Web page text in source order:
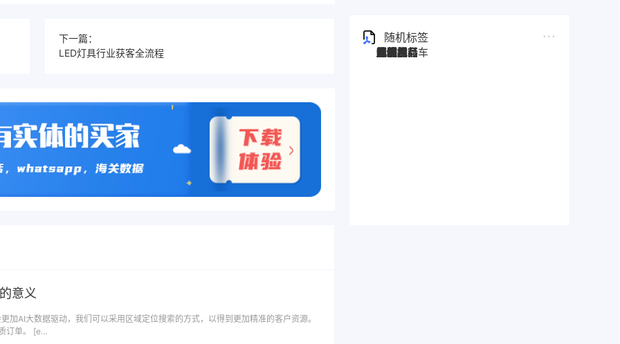
下一篇：
LED灯具行业获客全流程
意义
加AI大数据驱动，我们可以采用区域定位搜索的方式，以得到更加精准的客户资源。
订单。 [e…
随机标签
图灵搜
电子秤
劳保手套
压缩机
宠物用品
纸袋
塑料袋
箱包
圣诞树
电子烟
集装箱
沙发
户外用品
美容用品
红酒
电动自行车
服装
母婴用品
石材
壁纸
建筑材料